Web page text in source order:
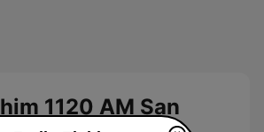
1120 AM San